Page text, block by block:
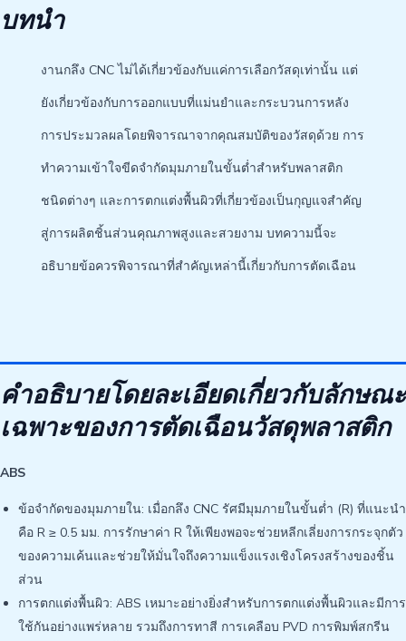
บทนำ
งานกลึง CNC ไม่ได้เกี่ยวข้องกับแค่การเลือกวัสดุเท่านั้น แต่
ยังเกี่ยวข้องกับการออกแบบที่แม่นยำและกระบวนการหลัง
การประมวลผลโดยพิจารณาจากคุณสมบัติของวัสดุด้วย การ
ทำความเข้าใจขีดจำกัดมุมภายในขั้นต่ำสำหรับพลาสติก
ชนิดต่างๆ และการตกแต่งพื้นผิวที่เกี่ยวข้องเป็นกุญแจสำคัญ
สู่การผลิตชิ้นส่วนคุณภาพสูงและสวยงาม บทความนี้จะ
อธิบายข้อควรพิจารณาที่สำคัญเหล่านี้เกี่ยวกับการตัดเฉือน
คำอธิบายโดยละเอียดเกี่ยวกับลักษณะ
เฉพาะของการตัดเฉือนวัสดุพลาสติก
ABS
ข้อจำกัดของมุมภายใน: เมื่อกลึง CNC รัศมีมุมภายในขั้นต่ำ (R) ที่แนะนำ
คือ R ≥ 0.5 มม. การรักษาค่า R ให้เพียงพอจะช่วยหลีกเลี่ยงการกระจุกตัว
ของความเค้นและช่วยให้มั่นใจถึงความแข็งแรงเชิงโครงสร้างของชิ้น
ส่วน
การตกแต่งพื้นผิว: ABS เหมาะอย่างยิ่งสำหรับการตกแต่งพื้นผิวและมีการ
ใช้กันอย่างแพร่หลาย รวมถึงการทาสี การเคลือบ PVD การพิมพ์สกรีน